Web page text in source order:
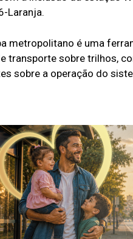
Laranja.
metropolitano é uma
transporte sobre trilhos,
sobre a operação do